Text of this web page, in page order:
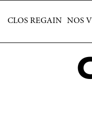
CLOS REGAIN NOS